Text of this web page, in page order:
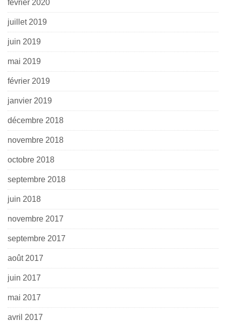
février 2020
juillet 2019
juin 2019
mai 2019
février 2019
janvier 2019
décembre 2018
novembre 2018
octobre 2018
septembre 2018
juin 2018
novembre 2017
septembre 2017
août 2017
juin 2017
mai 2017
avril 2017